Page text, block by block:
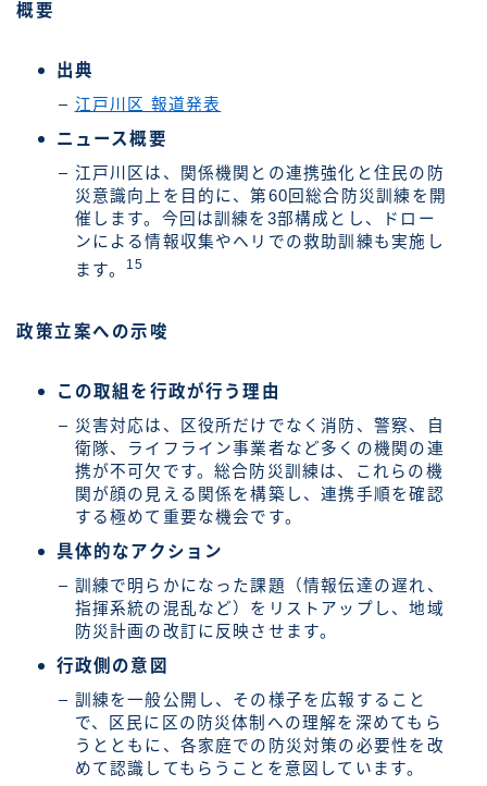
概要
出典
江戸川区 報道発表
ニュース概要
江戸川区は、関係機関との連携強化と住民の防
災意識向上を目的に、第60回総合防災訓練を開
催します。今回は訓練を3部構成とし、ドロー
ンによる情報収集やヘリでの救助訓練も実施し
ます。
15
政策立案への示唆
この取組を行政が行う理由
災害対応は、区役所だけでなく消防、警察、自
衛隊、ライフライン事業者など多くの機関の連
携が不可欠です。総合防災訓練は、これらの機
関が顔の見える関係を構築し、連携手順を確認
する極めて重要な機会です。
具体的なアクション
訓練で明らかになった課題（情報伝達の遅れ、
指揮系統の混乱など）をリストアップし、地域
防災計画の改訂に反映させます。
行政側の意図
訓練を一般公開し、その様子を広報すること
で、区民に区の防災体制への理解を深めてもら
うとともに、各家庭での防災対策の必要性を改
めて認識してもらうことを意図しています。